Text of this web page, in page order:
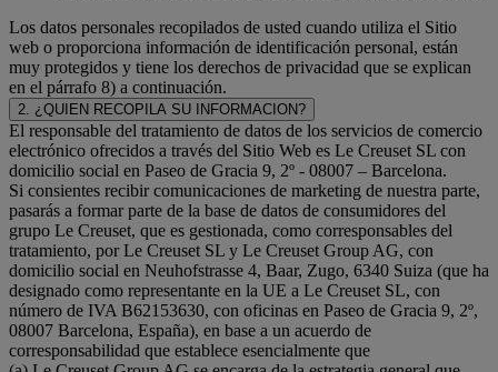
Los datos personales recopilados de usted cuando utiliza el Sitio
web o proporciona información de identificación personal, están
muy protegidos y tiene los derechos de privacidad que se explican
en el párrafo 8) a continuación.
2. ¿QUIEN RECOPILA SU INFORMACION?
El responsable del tratamiento de datos de los servicios de comercio
electrónico ofrecidos a través del Sitio Web es Le Creuset SL con
domicilio social en Paseo de Gracia 9, 2º - 08007 – Barcelona.
Si consientes recibir comunicaciones de marketing de nuestra parte,
pasarás a formar parte de la base de datos de consumidores del
grupo Le Creuset, que es gestionada, como corresponsables del
tratamiento, por Le Creuset SL y Le Creuset Group AG, con
domicilio social en Neuhofstrasse 4, Baar, Zugo, 6340 Suiza (que ha
designado como representante en la UE a Le Creuset SL, con
número de IVA B62153630, con oficinas en Paseo de Gracia 9, 2º,
08007 Barcelona, España), en base a un acuerdo de
corresponsabilidad que establece esencialmente que